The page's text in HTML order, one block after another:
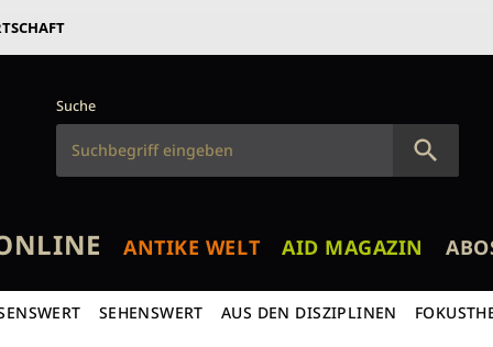
Suche
ANTIKE WELT AID MAGAZIN
SEHENSWERT AUS DEN DISZIPLINEN